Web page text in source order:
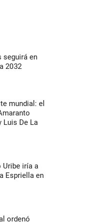
seguirá en
2032
mundial: el
Luis De La
Uribe iría a
Espriella en
ordenó